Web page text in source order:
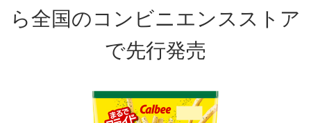
ら全国のコンビニエンスストア
で先行発売